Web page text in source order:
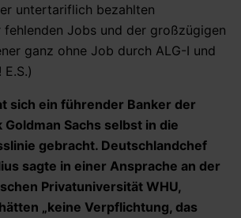
untertariflich bezahlten
fehlenden Jobs und der großzügigen
ganz ohne Job durch ALG-I und
sich ein führender Banker der
Sachs selbst in die
gebracht. Deutschlandchef
sagte in einer Ansprache an der
Privatuniversität WHU,
„keine Verpflichtung, das